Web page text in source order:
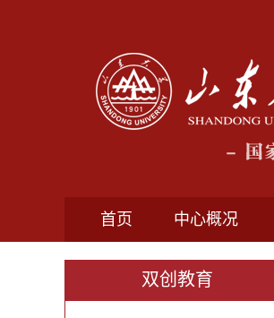
首页 中心概况
双创教育